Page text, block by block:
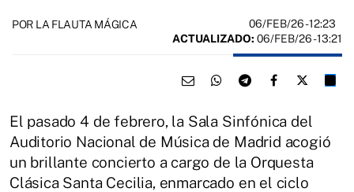
POR LA FLAUTA MÁGICA 06/FEB/26- 12:23
ACTUALIZADO: 06/FEB/26 - 13:21
El pasado 4 de febrero, la Sala Sinfónica del
Auditorio Nacional de Música de Madrid acogió
un brillante concierto a cargo de la Orquesta
Clásica Santa Cecilia, enmarcado en el ciclo